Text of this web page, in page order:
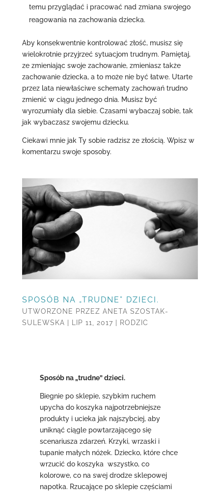
temu przyglądać i pracować nad zmiana swojego
reagowania na zachowania dziecka.
Aby konsekwentnie kontrolować złość, musisz się
wielokrotnie przyjrzeć sytuacjom trudnym. Pamiętaj,
ze zmieniając swoje zachowanie, zmieniasz także
zachowanie dziecka, a to może nie być łatwe. Utarte
przez lata niewłaściwe schematy zachowań trudno
zmienić w ciągu jednego dnia. Musisz być
wyrozumiały dla siebie. Czasami wybaczaj sobie, tak
jak wybaczasz swojemu dziecku.
Ciekawi mnie jak Ty sobie radzisz ze złością. Wpisz w
komentarzu swoje sposoby.
SPOSÓB NA „TRUDNE” DZIECI.
UTWORZONE PRZEZ ANETA SZOSTAK-
SULEWSKA
LIP 11, 2017 RODZIC
Sposób na „trudne” dzieci.
Biegnie po sklepie, szybkim ruchem
upycha do koszyka najpotrzebniejsze
produkty i ucieka jak najszybciej, aby
uniknąć ciągle powtarzającego się
scenariusza zdarzeń. Krzyki, wrzaski i
tupanie małych nóżek. Dziecko, które chce
wrzucić do koszyka wszystko, co
kolorowe, co na swej drodze sklepowej
napotka. Rzucające po sklepie częściami